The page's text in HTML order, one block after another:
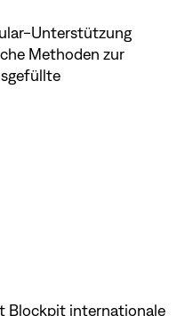
Unterstützung
Methoden zur
Blockpit internationale